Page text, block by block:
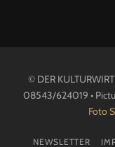
© DER
08543/624019 •
Foto
NEWSLETTER